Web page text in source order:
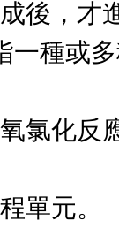
後，才
一種或
氯化反
單元。